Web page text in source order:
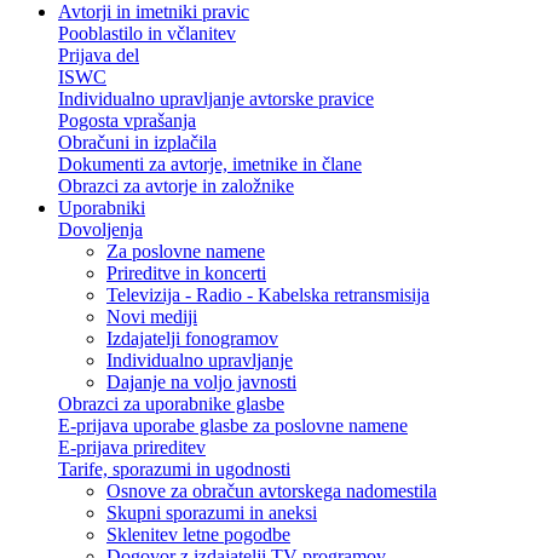
Avtorji in imetniki pravic
Pooblastilo in včlanitev
Prijava del
ISWC
Individualno upravljanje avtorske pravice
Pogosta vprašanja
Obračuni in izplačila
Dokumenti za avtorje, imetnike in člane
Obrazci za avtorje in založnike
Uporabniki
Dovoljenja
Za poslovne namene
Prireditve in koncerti
Televizija - Radio - Kabelska retransmisija
Novi mediji
Izdajatelji fonogramov
Individualno upravljanje
Dajanje na voljo javnosti
Obrazci za uporabnike glasbe
E-prijava uporabe glasbe za poslovne namene
E-prijava prireditev
Tarife, sporazumi in ugodnosti
Osnove za obračun avtorskega nadomestila
Skupni sporazumi in aneksi
Sklenitev letne pogodbe